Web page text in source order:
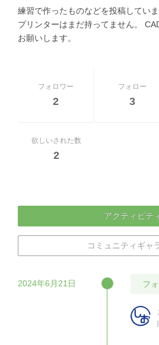
練習で作ったものなどを投稿してい
プリンターはまだ持ってません。
お願いします。
フォロワー
2
フォロー
3
欲しいされた数
2
アクティビテ
コミュニティギャ
2024年6月21日 フ